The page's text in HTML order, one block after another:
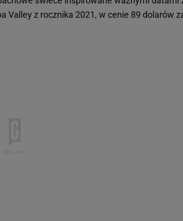
Valley z rocznika 2021, w cenie 89 dolarów